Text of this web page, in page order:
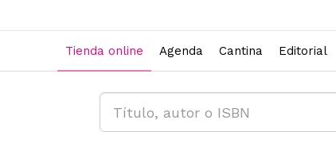
Tienda online Agenda Cantina Editorial